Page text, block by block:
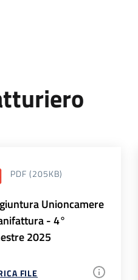
PDF (205KB)
Unioncamere
- 4°
2025
FILE